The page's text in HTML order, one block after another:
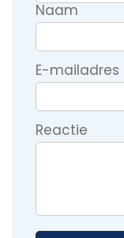
Naam
E-mailadres
Reactie